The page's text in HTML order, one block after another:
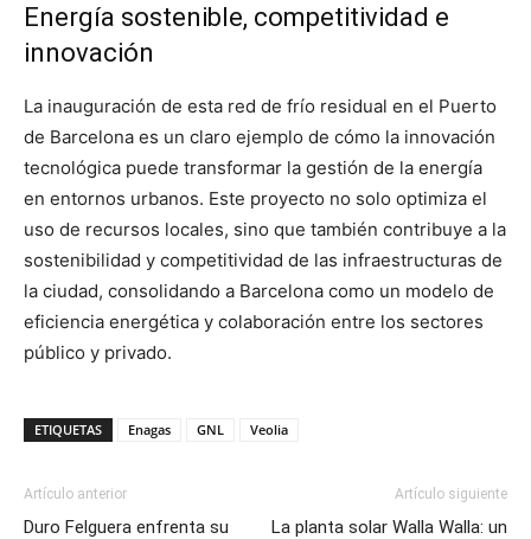
Energía sostenible, competitividad e
innovación
La inauguración de esta red de frío residual en el Puerto
de Barcelona es un claro ejemplo de cómo la innovación
tecnológica puede transformar la gestión de la energía
en entornos urbanos. Este proyecto no solo optimiza el
uso de recursos locales, sino que también contribuye a la
sostenibilidad y competitividad de las infraestructuras de
la ciudad, consolidando a Barcelona como un modelo de
eficiencia energética y colaboración entre los sectores
público y privado.
ETIQUETAS Enagas GNL Veolia
Artículo anterior
Duro Felguera enfrenta su
Artículo siguiente
La planta solar Walla Walla: un